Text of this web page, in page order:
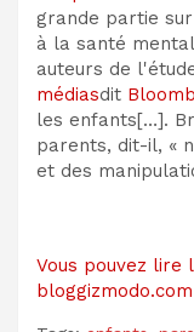
grande partie
à la santé
auteurs de
médiasdit
les enfants[…].
parents, dit-il, «
et des
Vous pouvez lire
bloggizmodo.com